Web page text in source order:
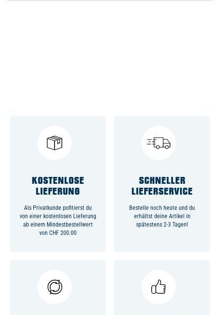
KOSTENLOSE
LIEFERUNG
Als Privatkunde pofitierst du
von einer kostenlosen Lieferung
ab einem Mindestbestellwert
von CHF 200.00
SCHNELLER
LIEFERSERVICE
Bestelle noch heute und du
erhältst deine Artikel in
spätestens 2-3 Tagen!